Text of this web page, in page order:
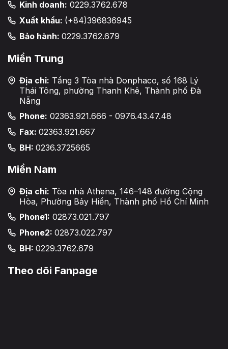
Kinh doanh: 0229.3762.678
Xuất khẩu: (+84)396836945
Bảo hành: 0229.3762.679
Miền Trung
Địa chỉ: Tầng 3 Tòa nhà Donphaco, số 168 Lý
Thái Tông, phường Thanh Khê, Thành phố Đà
Nẵng
Phone: 02363.921.666 - 0976.43.47.48
Fax: 02363.921.667
BH: 0236.3725665
Miền Nam
Địa chỉ: Tòa nhà Athena, 146–148 đường Cộng
Hòa, Phường Bảy Hiền, Thành phố Hồ Chí Minh
Phone1: 02873.021.797
Phone2: 02873.022.797
BH: 0229.3762.679
Theo dõi Fanpage